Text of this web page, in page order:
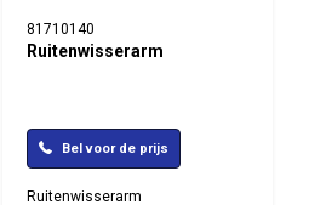
81710140
Ruitenwisserarm
Bel voor de prijs
Ruitenwisserarm